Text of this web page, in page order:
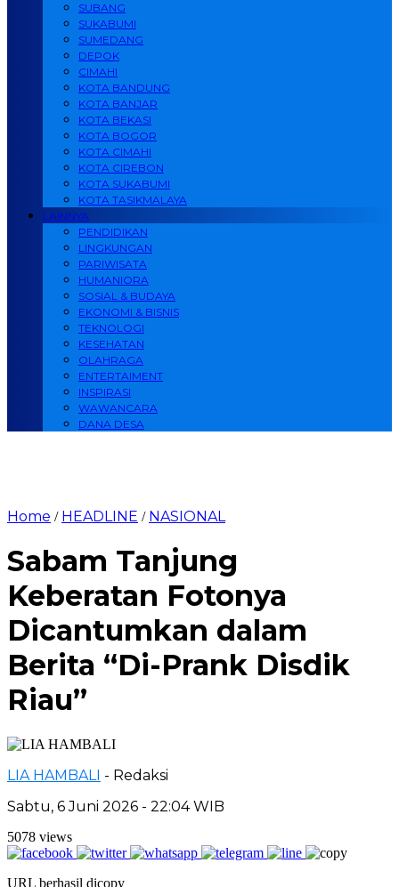
SUBANG
SUKABUMI
SUMEDANG
DEPOK
CIMAHI
KOTA BANDUNG
KOTA BANJAR
KOTA BEKASI
KOTA BOGOR
KOTA CIMAHI
KOTA CIREBON
KOTA SUKABUMI
KOTA TASIKMALAYA
LAINNYA
PENDIDIKAN
LINGKUNGAN
PARIWISATA
HUMANIORA
SOSIAL & BUDAYA
EKONOMI & BISNIS
TEKNOLOGI
KESEHATAN
OLAHRAGA
ENTERTAIMENT
INSPIRASI
WAWANCARA
DANA DESA
Home / HEADLINE / NASIONAL
Sabam Tanjung
Keberatan Fotonya
Dicantumkan dalam
Berita “Di-Prank Disdik
Riau”
LIA HAMBALI - Redaksi
Sabtu, 6 Juni 2026 - 22:04 WIB
5078 views
URL berhasil dicopy